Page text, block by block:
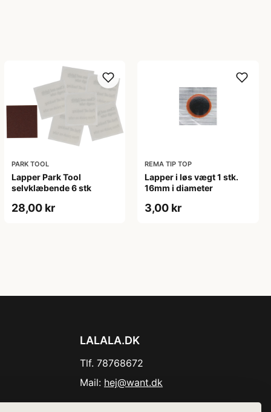
PARK TOOL
Lapper Park Tool
selvklæbende 6 stk
28,00 kr
REMA TIP TOP
Lapper i løs vægt 1 stk.
16mm i diameter
3,00 kr
LALALA.DK
Tlf. 78768672
Mail: hej@want.dk